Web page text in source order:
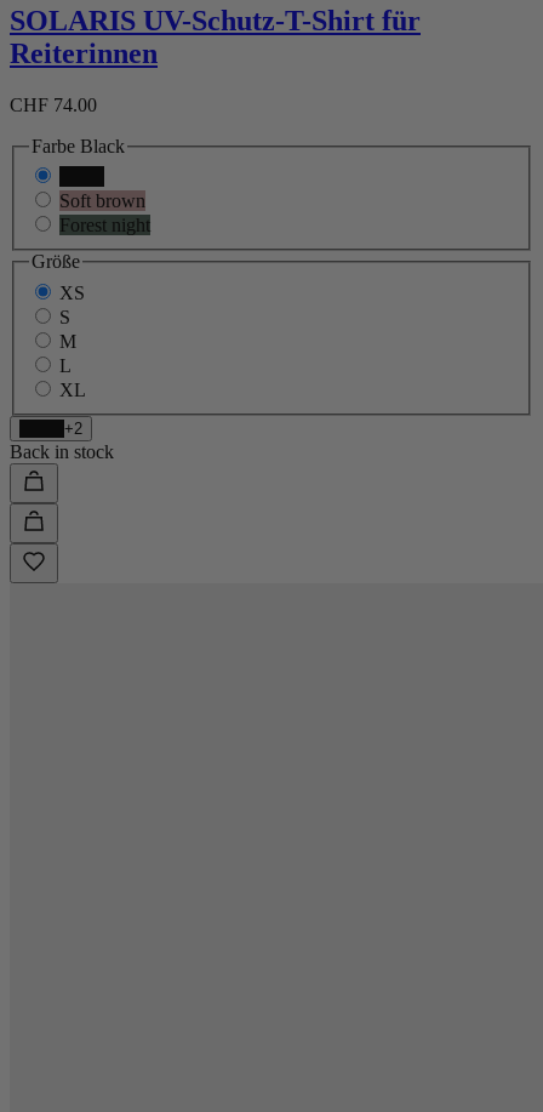
SOLARIS UV-Schutz-T-Shirt für
Reiterinnen
CHF 74.00
Farbe Black
Soft brown
Forest night
Größe
XS
S
M
L
XL
+2
Back in stock